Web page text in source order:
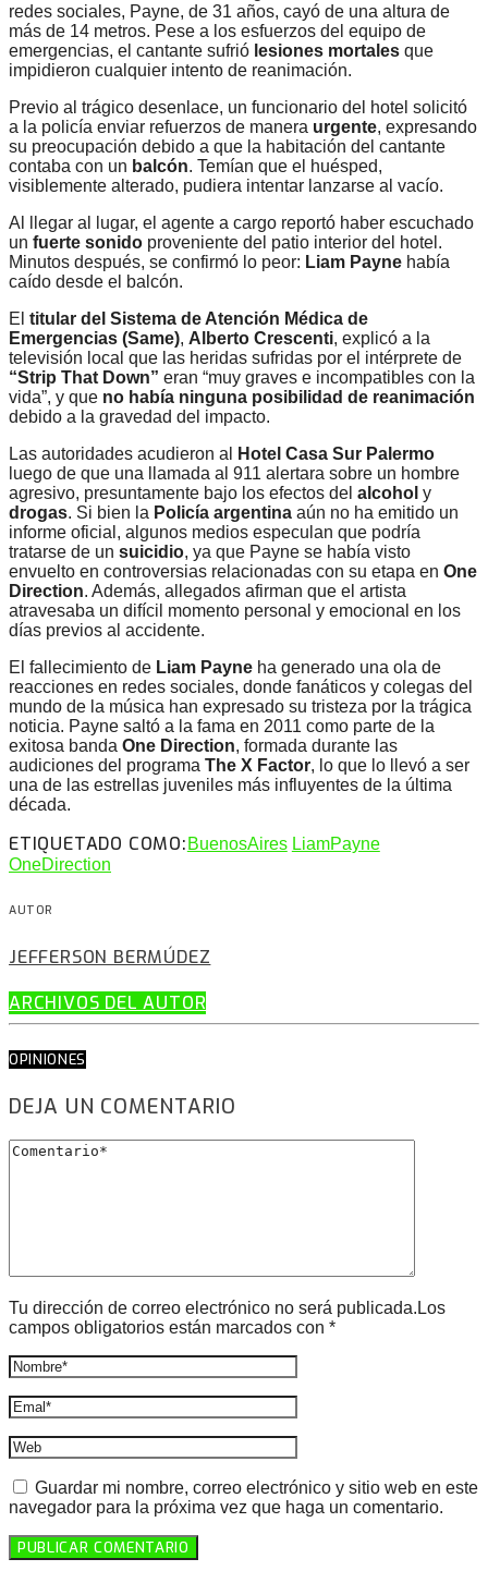
redes sociales, Payne, de 31 años, cayó de una altura de
más de 14 metros. Pese a los esfuerzos del equipo de
emergencias, el cantante sufrió lesiones mortales que
impidieron cualquier intento de reanimación.
Previo al trágico desenlace, un funcionario del hotel solicitó
a la policía enviar refuerzos de manera urgente, expresando
su preocupación debido a que la habitación del cantante
contaba con un balcón. Temían que el huésped,
visiblemente alterado, pudiera intentar lanzarse al vacío.
Al llegar al lugar, el agente a cargo reportó haber escuchado
un fuerte sonido proveniente del patio interior del hotel.
Minutos después, se confirmó lo peor: Liam Payne había
caído desde el balcón.
El titular del Sistema de Atención Médica de
Emergencias (Same), Alberto Crescenti, explicó a la
televisión local que las heridas sufridas por el intérprete de
“Strip That Down” eran “muy graves e incompatibles con la
vida”, y que no había ninguna posibilidad de reanimación
debido a la gravedad del impacto.
Las autoridades acudieron al
Hotel Casa Sur Palermo
luego de que una llamada al 911 alertara sobre un hombre
agresivo, presuntamente bajo los efectos del alcohol y
drogas. Si bien la Policía argentina aún no ha emitido un
informe oficial, algunos medios especulan que podría
tratarse de un suicidio, ya que Payne se había visto
envuelto en controversias relacionadas con su etapa en One
Direction. Además, allegados afirman que el artista
atravesaba un difícil momento personal y emocional en los
días previos al accidente.
El fallecimiento de Liam Payne ha generado una ola de
reacciones en redes sociales, donde fanáticos y colegas del
mundo de la música han expresado su tristeza por la trágica
noticia. Payne saltó a la fama en 2011 como parte de la
exitosa banda One Direction, formada durante las
audiciones del programa The X Factor, lo que lo llevó a ser
una de las estrellas juveniles más influyentes de la última
década.
ETIQUETADO COMO: BuenosAires LiamPayne
OneDirection
AUTOR
JEFFERSON BERMÚDEZ
ARCHIVOS DEL AUTOR
OPINIONES
DEJA UN COMENTARIO
Tu dirección de correo electrónico no será publicada.Los
campos obligatorios están marcados con *
Guardar mi nombre, correo electrónico y sitio web en este
navegador para la próxima vez que haga un comentario.